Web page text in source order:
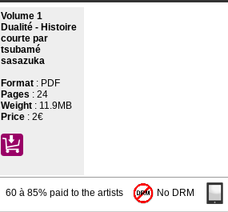
Volume 1
Dualité - Histoire
courte par
tsubamé
sasazuka
Format : PDF
Pages : 24
Weight : 11.9MB
Price : 2€
60 à 85% paid to the artists No DRM